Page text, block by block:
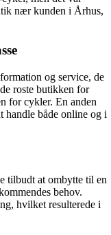
nær kunden i Århus,
og service, de
roste butikken for
for cykler. En anden
handle både online og i
tilbudt at ombytte til en
behov.
hvilket resulterede i